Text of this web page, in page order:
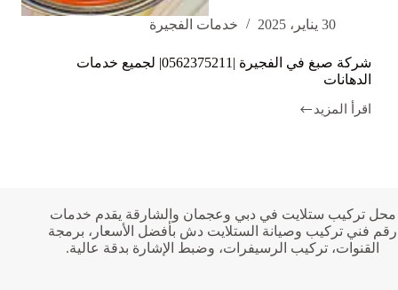
30 يناير، 2025 خدمات الفجيرة
شركة صبغ في الفجيرة |0562375211| لجميع خدمات
الدهانات
اقرأ المزيد
شركة
خدمات
الدهانات
محل تركيب ستلايت في دبي وعجمان والشارقة يقدم خدمات
رقم فني تركيب وصيانة الستلايت دش بأفضل الأسعار، برمجة
القنوات، تركيب الرسيفرات، وضبط الإشارة بدقة عالية.